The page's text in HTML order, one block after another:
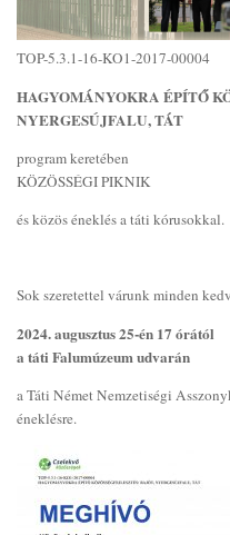
TOP-5.3.1-16-KO1-2017-00004
HAGYOMÁNYOKRA ÉPÍTŐ
NYERGESÚJFALU, TÁT
program keretében
KÖZÖSSÉGI PIKNIK
és közös éneklés a táti kórusokkal.
Sok szeretettel várunk minden
2024. augusztus 25-én 17 órától
a táti Falumúzeum udvarán
a Táti Német Nemzetiségi
éneklésre.